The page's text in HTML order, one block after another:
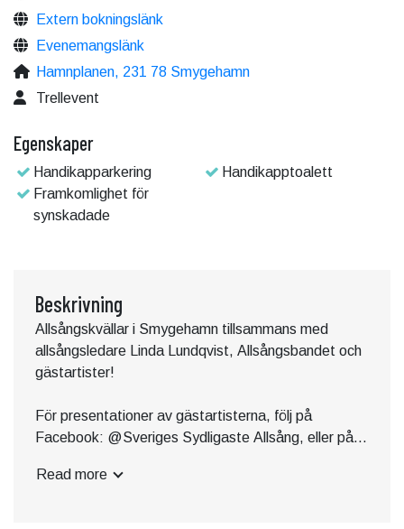
Extern bokningslänk
Evenemangslänk
Hamnplanen, 231 78 Smygehamn
Trellevent
Egenskaper
Handikapparkering
Handikapptoalett
Framkomlighet för
synskadade
Beskrivning
Allsångskvällar i Smygehamn tillsammans med
allsångsledare Linda Lundqvist, Allsångsbandet och
gästartister!
För presentationer av gästartisterna, följ på
Facebook: @Sveriges Sydligaste Allsång, eller på
Read more